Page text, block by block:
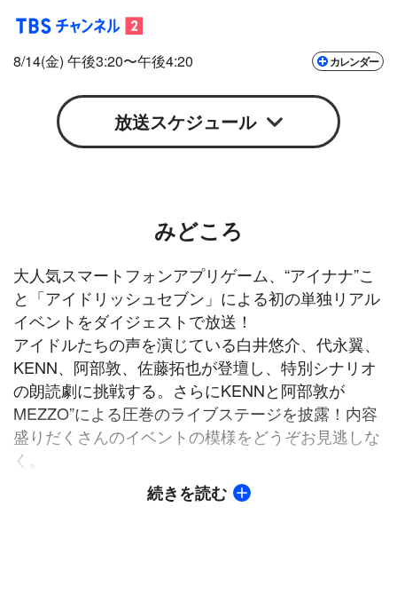
8/14(金) 午後3:20〜午後4:20 カレンダー
Google iCal
放送スケジュール
みどころ
大人気スマートフォンアプリゲーム、“アイナナ”こ
と「アイドリッシュセブン」による初の単独リアル
イベントをダイジェストで放送！
アイドルたちの声を演じている白井悠介、代永翼、
KENN、阿部敦、佐藤拓也が登壇し、特別シナリオ
の朗読劇に挑戦する。さらにKENNと阿部敦が
MEZZO”による圧巻のライブステージを披露！内容
盛りだくさんのイベントの模様をどうぞお見逃しな
く。
【収録：2017年6月18日 千葉・舞浜アンフィシアタ
続きを読む